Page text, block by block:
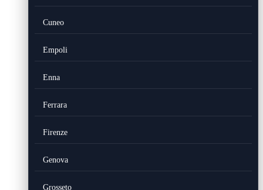
Cuneo
Empoli
Enna
Ferrara
Firenze
Genova
Grosseto